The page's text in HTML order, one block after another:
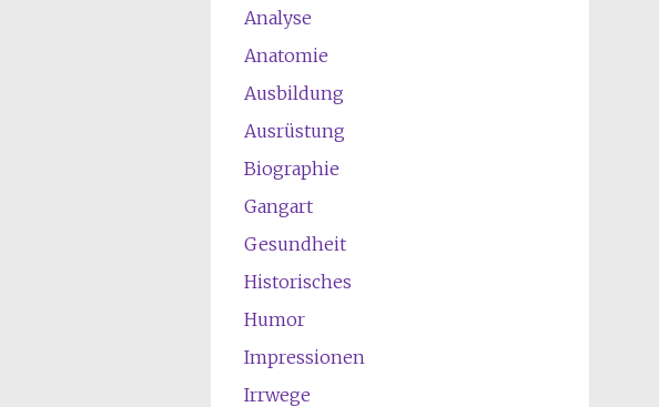
Analyse
Anatomie
Ausbildung
Ausrüstung
Biographie
Gangart
Gesundheit
Historisches
Humor
Impressionen
Irrwege